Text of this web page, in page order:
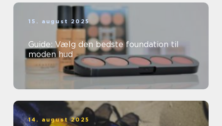
15. august 2025
Guide: Vælg den bedste foundation til
moden hud
14. august 2025